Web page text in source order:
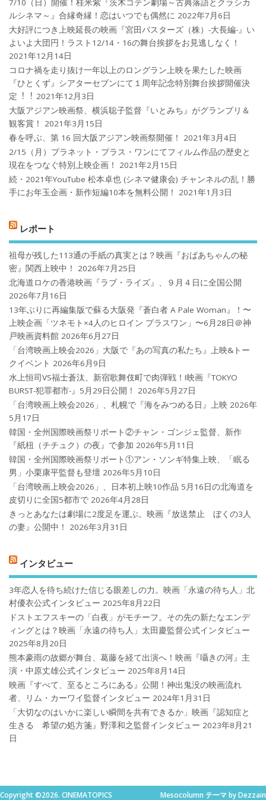
ルシネマ～』合縁奇縁！恋はいつでも偶然に 2022年7月6日
大好評につき上映延長の映画『宮田バスターズ（株）-大長編-』い
よいよ大団円！ラスト12/14・16の舞台挨拶をお見逃しなく！
2021年12月14日
コロナ禍を⾛り抜け⼀年以上のロングラン上映を果たした映画
『ひとくず』シアターセブンにて１周年記念特別舞台挨拶開催決
定︕︕ 2021年12月3日
大阪アジアン映画祭、横浜聡子監督『いとみち』がグランプリ＆
観客賞！
2021年3月15日
春を呼ぶ、第 16 回大阪アジアン映画祭開催！
2021年3月4日
2/15（月）プラネット・プラス・ワンにてフィルム作品の歴史と
現在をつなぐ特別上映企画！
2021年2月15日
続・2021年YouTube 松本卓也 (シネマ健康会) チャンネルの乱！勝
手にお年玉企画・新作短編10本を無料公開！
2021年1月3日
レポート
祖母が残した113通の手紙の真実とは？映画『おばあちゃんの秘
密』関西上映中！
2026年7月25日
北海道ロケの香港映画『ラブ・ライズ』、９月４日に全国公開
2026年7月16日
13年ぶりに再編集版で蘇る大阪発『蒼白者 A Pale Woman』！〜
上映企画「ツネモト×4人のヒロイン プラスワン」〜6月28日＠神
戸映画資料館 2026年6月27日
「台湾映画上映会2026」大阪で『あの写真の私たち』上映&トー
クイベント 2026年6月9日
水上恒司VS福士蒼汰、新宿歌舞伎町で肉弾戦！!映画『TOKYO
BURST-犯罪都市-』5月29日公開！
2026年5月27日
「台湾映画上映会2026」、札幌で『海をみつめる日』上映 2026年
5月17日
韓国・全州国際映画祭リポート②チャン・ゴンジェ監督、新作
『紙杻（チチュク）の夜』で参加 2026年5月11日
韓国・全州国際映画祭リポート①アン・ソンギ特集上映、「眠る
男」小栗康平監督も登壇 2026年5月10日
「台湾映画上映会2026」、日本初上映10作品 5月16日の北海道を
皮切りに全国5都市で 2026年4月28日
きっとあなたは劇場に2度足を運ぶ。映画『放送禁止 ぼくの3人
の妻』公開中！
2026年3月31日
インタビュー
3年恋人を待ち続けた信じる眼差しの力。映画「永遠の待ち人」北
村優衣公式インタビュー 2025年8月22日
ドストエフスキーの「白夜」がモチーフ。その先の新たなエンデ
ィングとは？映画「永遠の待ち人」太田慶監督公式インタビュー
2025年8月20日
熊本豪雨の故郷が舞台、葛藤を経て出演へ！映画『囁きの河』主
演・中原丈雄公式インタビュー 2025年8月14日
映画『すべて、至るところにある』公開！神出鬼没の映画流れ
者、リム・カーワイ監督インタビュー 2024年1月31日
「大切なのはいかに楽しい瞬間を共有できるか」映画『認知症と
生きる 希望の処方箋』野澤和之監督インタビュー 2023年8月21
日
Copyright ©2026. CINEMATOPICS Mesocolumn テーマ by Dezzain